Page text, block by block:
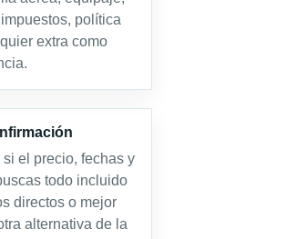
política
extra como
el precio, fechas y
todo incluido
directos o mejor
alternativa de la